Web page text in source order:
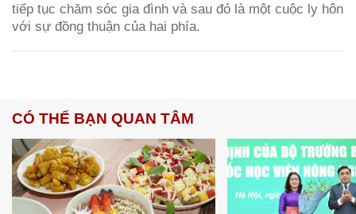
tiếp tục chăm sóc gia đình và sau đó là một cuộc ly hôn
với sự đồng thuận của hai phía.
CÓ THỂ BẠN QUAN TÂM